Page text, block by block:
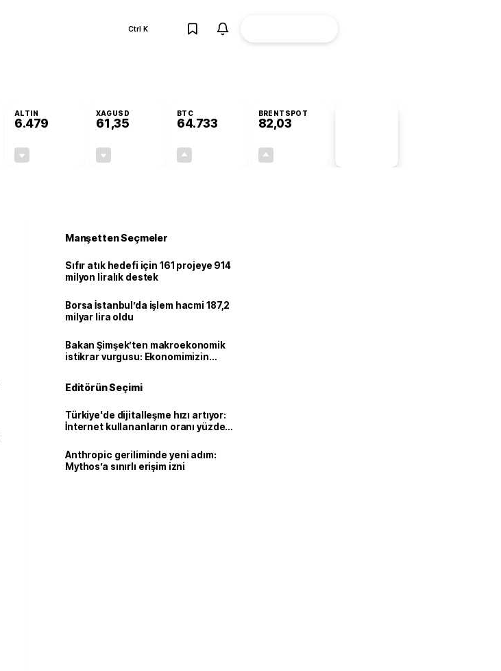
Ctrl K
ALTIN
6.479
XAGUSD
61,35
BTC
64.733
BRENTSPOT
82,03
Manşetten Seçmeler
Sıfır atık hedefi için 161 projeye 914
milyon liralık destek
Borsa İstanbul’da işlem hacmi 187,2
milyar lira oldu
Bakan Şimşek’ten makroekonomik
istikrar vurgusu: Ekonomimizin
Editörün Seçimi
Türkiye'de dijitalleşme hızı artıyor:
İnternet kullananların oranı yüzde
Anthropic geriliminde yeni adım:
Mythos’a sınırlı erişim izni